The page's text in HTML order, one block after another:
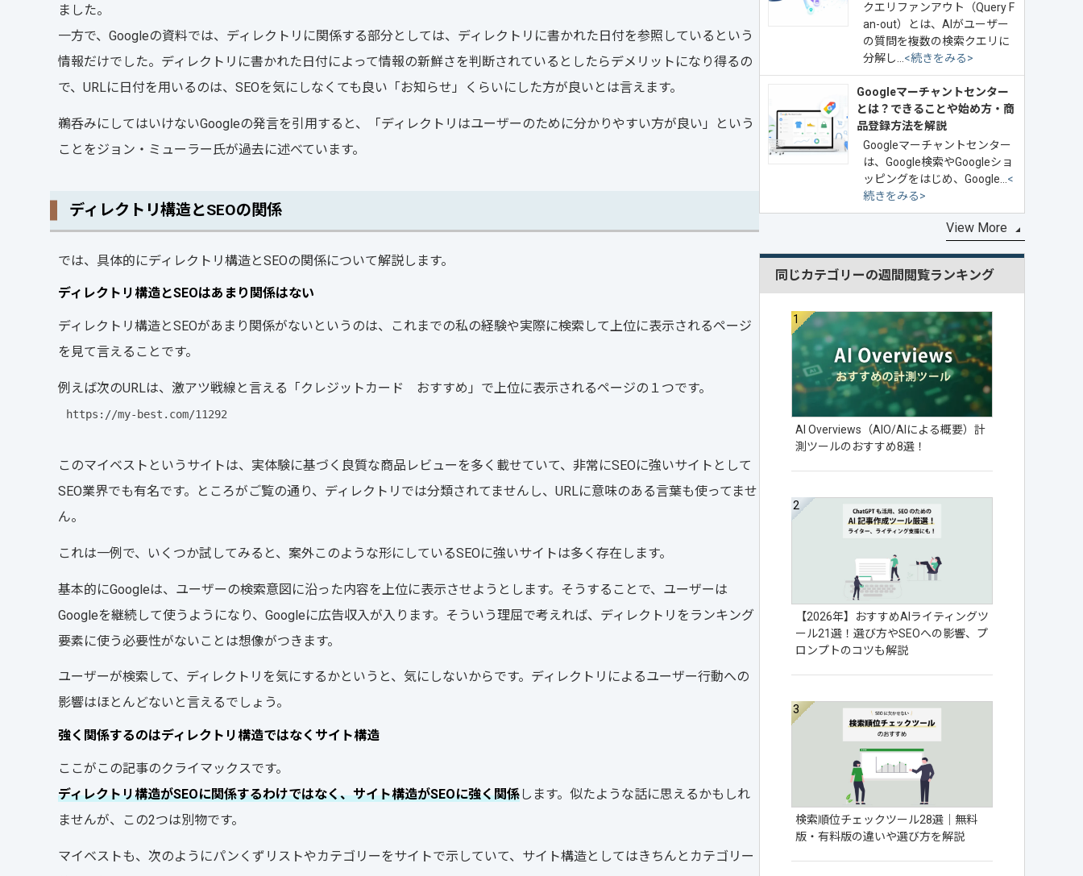
ました。
一方で、Googleの資料では、ディレクトリに関係する部分としては、ディレクトリに書かれた日付を参照しているという
情報だけでした。ディレクトリに書かれた日付によって情報の新鮮さを判断されているとしたらデメリットになり得るの
で、URLに日付を用いるのは、SEOを気にしなくても良い「お知らせ」くらいにした方が良いとは言えます。
鵜呑みにしてはいけないGoogleの発言を引用すると、「ディレクトリはユーザーのために分かりやすい方が良い」という
ことをジョン・ミューラー氏が過去に述べています。
ディレクトリ構造とSEOの関係
では、具体的にディレクトリ構造とSEOの関係について解説します。
ディレクトリ構造とSEOはあまり関係はない
ディレクトリ構造とSEOがあまり関係がないというのは、これまでの私の経験や実際に検索して上位に表示されるページ
を見て言えることです。
例えば次のURLは、激アツ戦線と言える「クレジットカード おすすめ」で上位に表示されるページの１つです。
https://my-best.com/11292
このマイベストというサイトは、実体験に基づく良質な商品レビューを多く載せていて、非常にSEOに強いサイトとして
SEO業界でも有名です。ところがご覧の通り、ディレクトリでは分類されてませんし、URLに意味のある言葉も使ってませ
ん。
これは一例で、いくつか試してみると、案外このような形にしているSEOに強いサイトは多く存在します。
基本的にGoogleは、ユーザーの検索意図に沿った内容を上位に表示させようとします。そうすることで、ユーザーは
Googleを継続して使うようになり、Googleに広告収入が入ります。そういう理屈で考えれば、ディレクトリをランキング
要素に使う必要性がないことは想像がつきます。
ユーザーが検索して、ディレクトリを気にするかというと、気にしないからです。ディレクトリによるユーザー行動への
影響はほとんどないと言えるでしょう。
強く関係するのはディレクトリ構造ではなくサイト構造
ここがこの記事のクライマックスです。
ディレクトリ構造がSEOに関係するわけではなく、サイト構造がSEOに強く関係します。似たような話に思えるかもしれ
ませんが、この2つは別物です。
マイベストも、次のようにパンくずリストやカテゴリーをサイトで示していて、サイト構造としてはきちんとカテゴリー
クエリファンアウト（Query F
an-out）とは、AIがユーザー
の質問を複数の検索クエリに
分解し…<続きをみる>
Googleマーチャントセンター
とは？できることや始め方・商
品登録方法を解説
Googleマーチャントセンター
は、Google検索やGoogleショ
ッピングをはじめ、Google…<
続きをみる>
View More
同じカテゴリーの週間閲覧ランキング
AI Overviews（AIO/AIによる概要）計
測ツールのおすすめ8選！
【2026年】おすすめAIライティングツ
ール21選！選び方やSEOへの影響、プ
ロンプトのコツも解説
検索順位チェックツール28選│無料
版・有料版の違いや選び方を解説